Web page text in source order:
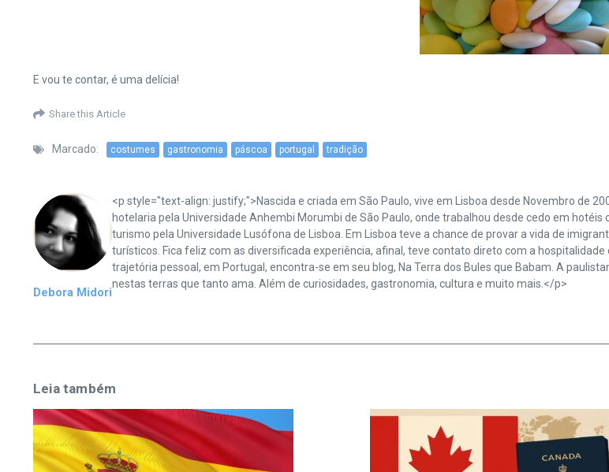
E vou te contar, é uma delícia!
Share this Article
Marcado: costumes gastronomia páscoa portugal tradição
Debora Midori
<p style="text-align: justify;">Nascida e criada em São Paulo, vive em Lisboa desde Novembro de
hotelaria pela Universidade Anhembi Morumbi de São Paulo, onde trabalhou desde cedo em
turismo pela Universidade Lusófona de Lisboa. Em Lisboa teve a chance de provar a vida de
turísticos. Fica feliz com as diversificada experiência, afinal, teve contato direto com a
trajetória pessoal, em Portugal, encontra-se em seu blog, Na Terra dos Bules que Babam. A
nestas terras que tanto ama. Além de curiosidades, gastronomia, cultura e muito mais.</p>
Leia também